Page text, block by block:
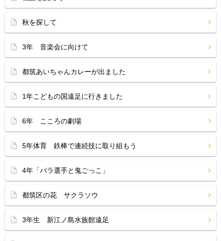
秋を探して
3年 音楽会に向けて
都筑あいちゃんカレーが出ました
1年こどもの国遠足に行きました
6年 こころの劇場
5年体育 鉄棒で連続技に取り組もう
4年「パラ選手と鬼ごっこ」
都筑区の花 サクラソウ
3年生 新江ノ島水族館遠足